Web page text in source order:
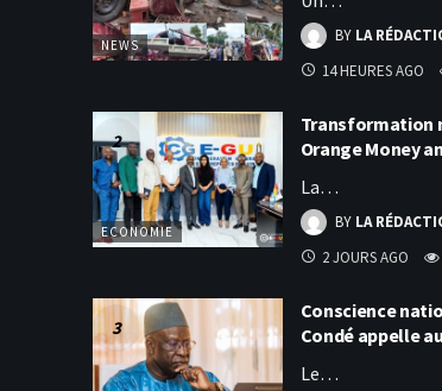
NEWS
BY LA
14 HEURES AGO
ECONOMIE
Transformation
Orange Money
La…
BY LA
2 JOURS AGO
Conscience
Condé appelle
Le…